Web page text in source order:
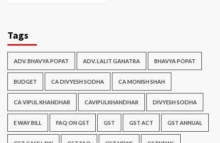
Tags
ADV. BHAVYA POPAT ADV. LALIT GANATRA BHAVYA POPAT
BUDGET CA DIVYESH SODHA CA MONISH SHAH
CA VIPUL KHANDHAR CAVIPULKHANDHAR DIVYESH SODHA
E WAY BILL FAQ ON GST GST GST ACT GST ANNUAL